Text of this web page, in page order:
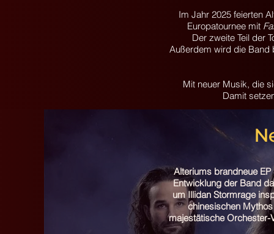
Im Jahr 2025 feierten
Europatournee mit
Der zweite Teil der
Außerdem wird die
Mit neuer Musik, die
Damit
Alteriums brandneue
Entwicklung der Band
um Illidan Stormrage
chinesischen
majestätische Orchester-